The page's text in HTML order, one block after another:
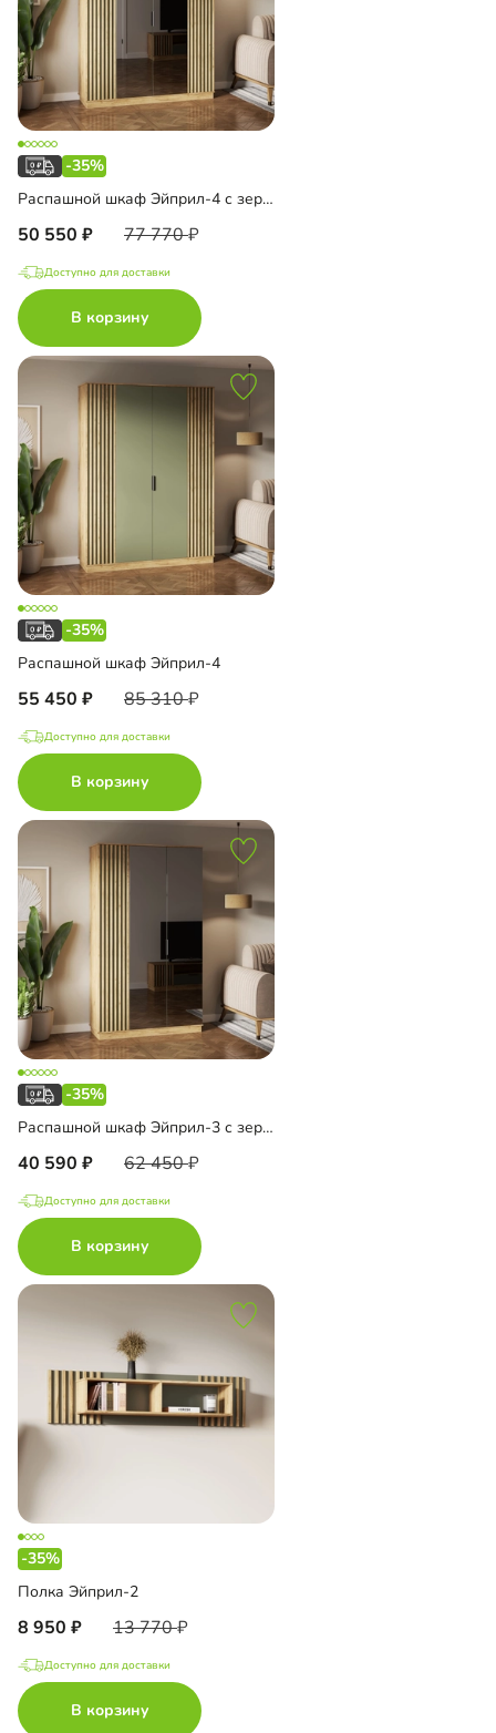
-35%
Распашной шкаф Эйприл-4 с зеркалом
50 550 77 770
Доступно для доставки
В корзину
-35%
Распашной шкаф Эйприл-4
55 450 85 310
Доступно для доставки
В корзину
-35%
Распашной шкаф Эйприл-3 с зеркалом
40 590 62 450
Доступно для доставки
В корзину
-35%
Полка Эйприл-2
8 950 13 770
Доступно для доставки
В корзину